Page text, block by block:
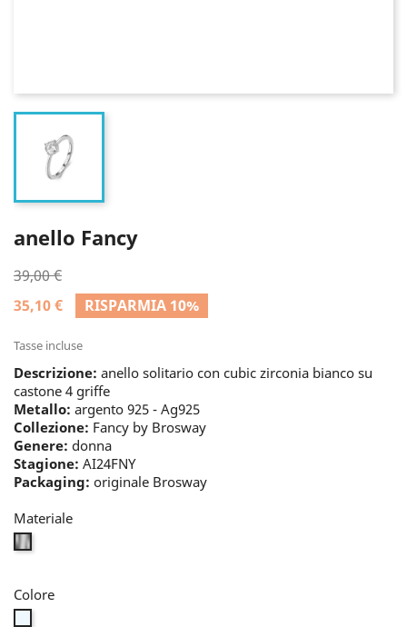
anello Fancy
39,00 €
35,10 €
RISPARMIA 10%
Tasse incluse
Descrizione: anello solitario con cubic zirconia bianco su
castone 4 griffe
Metallo: argento 925 - Ag925
Collezione: Fancy by Brosway
Genere: donna
Stagione: AI24FNY
Packaging: originale Brosway
Materiale
bianco
Colore